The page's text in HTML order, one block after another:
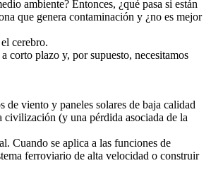
ambiente? Entonces, ¿qué pasa si están
que genera contaminación y ¿no es mejor
cerebro.
corto plazo y, por supuesto, necesitamos
viento y paneles solares de baja calidad
civilización (y una pérdida asociada de la
Cuando se aplica a las funciones de
ferroviario de alta velocidad o construir